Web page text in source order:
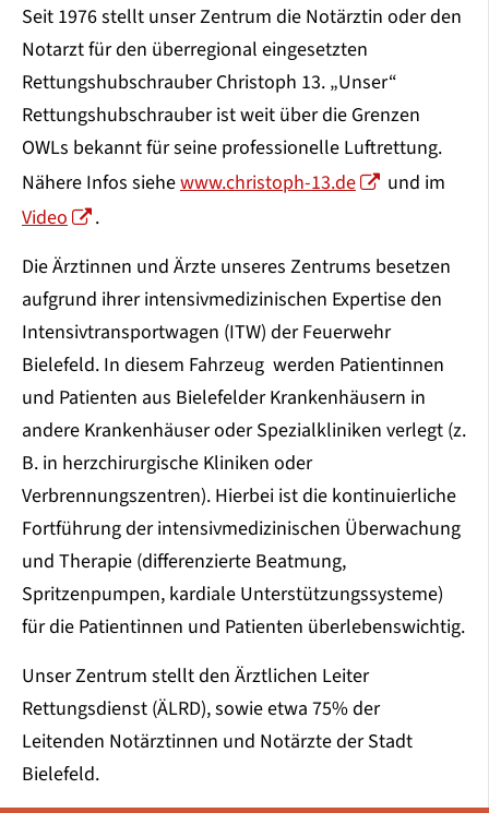
Seit 1976 stellt unser Zentrum die Notärztin oder den
Notarzt für den überregional eingesetzten
Rettungshubschrauber Christoph 13. „Unser“
Rettungshubschrauber ist weit über die Grenzen
OWLs bekannt für seine professionelle Luftrettung.
Nähere Infos siehewww.christoph-13.de
und im
Video
.
Die Ärztinnen und Ärzte unseres Zentrums besetzen
aufgrund ihrer intensivmedizinischen Expertise den
Intensivtransportwagen (ITW) der Feuerwehr
Bielefeld. In diesem Fahrzeug werden Patientinnen
und Patienten aus Bielefelder Krankenhäusern in
andere Krankenhäuser oder Spezialkliniken verlegt (z.
B. in herzchirurgische Kliniken oder
Verbrennungszentren). Hierbei ist die kontinuierliche
Fortführung der intensivmedizinischen Überwachung
und Therapie (differenzierte Beatmung,
Spritzenpumpen, kardiale Unterstützungssysteme)
für die Patientinnen und Patienten überlebenswichtig.
Unser Zentrum stellt den Ärztlichen Leiter
Rettungsdienst (ÄLRD), sowie etwa 75% der
Leitenden Notärztinnen und Notärzte der Stadt
Bielefeld.